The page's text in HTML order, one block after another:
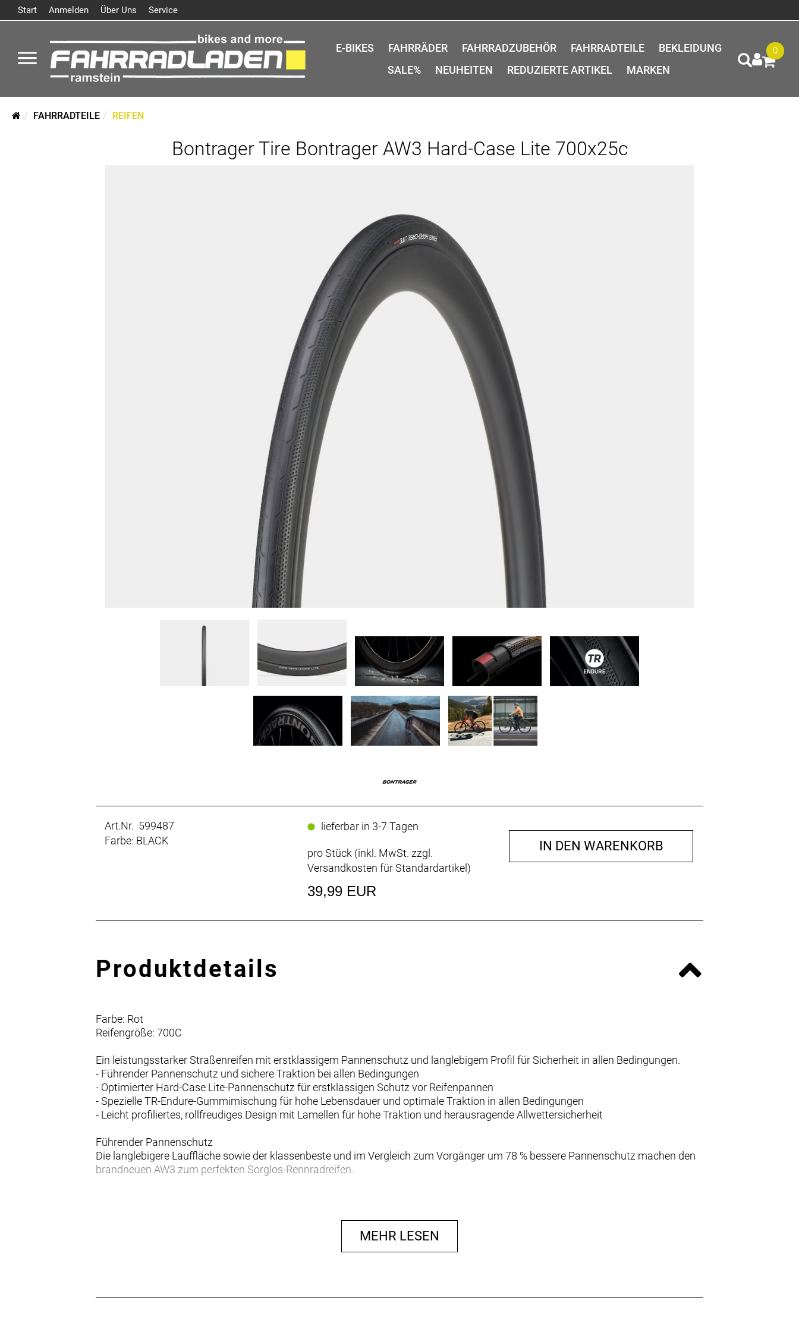
Start Anmelden Über Uns Service
E-BIKES FAHRRÄDER FAHRRADZUBEHÖR FAHRRADTEILE
BEKLEIDUNG
SALE%
NEUHEITEN REDUZIERTE ARTIKEL MARKEN
0
FAHRRADTEILE REIFEN
Bontrager Tire Bontrager AW3 Hard-Case Lite 700x25c
Art.Nr. 599487
Farbe: BLACK
lieferbar in 3-7 Tagen
pro Stück (inkl. MwSt. zzgl.
Versandkosten für Standardartikel)
39,99 EUR
IN DEN WARENKORB
Produktdetails
Farbe: Rot
Reifengröße: 700C
Ein leistungsstarker Straßenreifen mit erstklassigem Pannenschutz und langlebigem Profil für Sicherheit in allen Bedingungen.
- Führender Pannenschutz und sichere Traktion bei allen Bedingungen
- Optimierter Hard-Case Lite-Pannenschutz für erstklassigen Schutz vor Reifenpannen
- Spezielle TR-Endure-Gummimischung für hohe Lebensdauer und optimale Traktion in allen Bedingungen
- Leicht profiliertes, rollfreudiges Design mit Lamellen für hohe Traktion und herausragende Allwettersicherheit
Führender Pannenschutz
Die langlebigere Lauffläche sowie der klassenbeste und im Vergleich zum Vorgänger um 78 % bessere Pannenschutz machen den
brandneuen AW3 zum perfekten Sorglos-Rennradreifen.
MEHR LESEN